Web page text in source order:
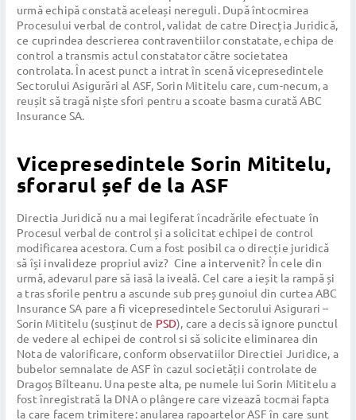
urmă echipă constată aceleași nereguli. După întocmirea
Procesului verbal de control, validat de catre Direcția Juridică,
ce cuprindea descrierea contraventiilor constatate, echipa de
control a transmis actul constatator către societatea
controlata. În acest punct a intrat în scenă vicepresedintele
Sectorului Asigurări al ASF, Sorin Mititelu care, cum-necum, a
reușit să tragă niște sfori pentru a scoate basma curată ABC
Insurance SA.
Vicepresedintele Sorin Mititelu,
sforarul șef de la ASF
Directia Juridică nu a mai legiferat încadrările efectuate în
Procesul verbal de control și a solicitat echipei de control
modificarea acestora. Cum a fost posibil ca o direcție juridică
să își invalideze propriul aviz? Cine a intervenit? În cele din
urmă, adevarul pare să iasă la iveală. Cel care a ieșit la rampă și
a tras sforile pentru a ascunde sub preș gunoiul din curtea ABC
Insurance SA pare a fi vicepresedintele Sectorului Asigurari –
Sorin Mititelu (susținut de PSD), care a decis să ignore punctul
de vedere al echipei de control si să solicite eliminarea din
Nota de valorificare, conform observatiilor Directiei Juridice, a
bubelor semnalate de ASF în cazul societății controlate de
Dragoș Bîlteanu. Una peste alta, pe numele lui Sorin Mititelu a
fost înregistrată la DNA o plângere care vizează tocmai fapta
la care facem trimitere: anularea rapoartelor ASF în care sunt